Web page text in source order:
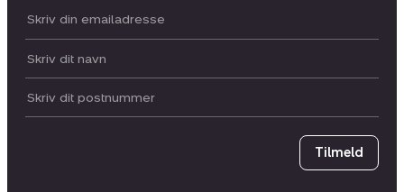
Din email:
Dit navn:
Postnummer
Tilmeld